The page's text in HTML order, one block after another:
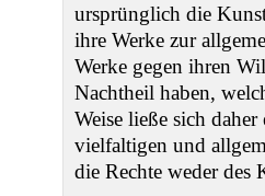
ursprünglich die
ihre Werke zur
Werke gegen ihren
Nachtheil haben,
Weise ließe sich
vielfaltigen und
die Rechte weder des